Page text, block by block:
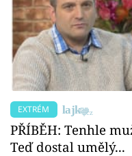
EXTRÉM
PŘÍBĚH: Tenhle
Teď dostal umělý...